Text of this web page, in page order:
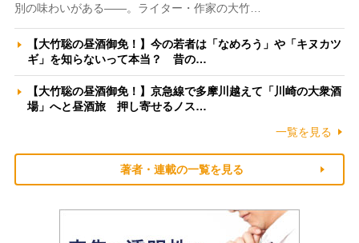
別の味わいがある――。ライター・作家の大竹…
【大竹聡の昼酒御免！】今の若者は「なめろう」や「キヌカツ
ギ」を知らないって本当？ 昔の…
【大竹聡の昼酒御免！】京急線で多摩川越えて「川崎の大衆酒
場」へと昼酒旅 押し寄せるノス…
一覧を見る
著者・連載の一覧を見る